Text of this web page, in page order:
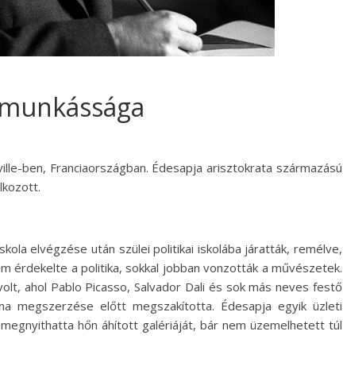
ben, Franciaországban. Édesapja arisztokrata származású
elvégzése után szülei politikai iskolába járatták, remélve,
érdekelte a politika, sokkal jobban vonzották a művészetek.
ahol Pablo Picasso, Salvador Dali és sok más neves festő
megszerzése előtt megszakította. Édesapja egyik üzleti
hőn áhított galériáját, bár nem üzemelhetett túl